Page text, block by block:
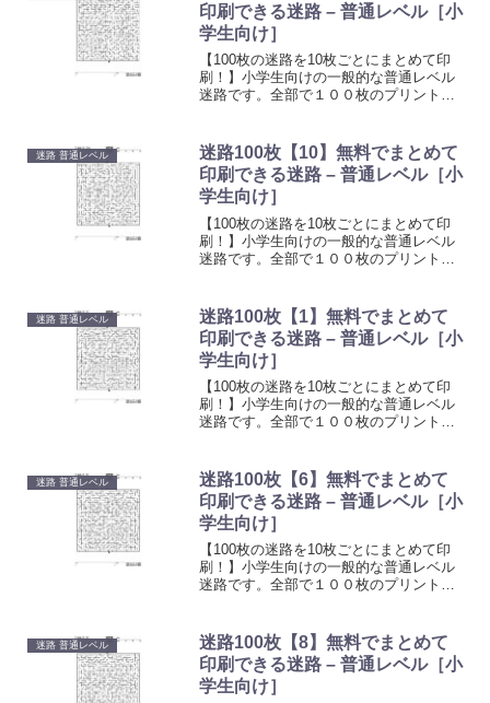
印刷できる迷路 – 普通レベル［小
学生向け］
【100枚の迷路を10枚ごとにまとめて印
刷！】小学生向けの一般的な普通レベル
迷路です。全部で１００枚のプリントを
さい。お子様の遊びや知育にピッタリの
迷路です。シンプルな形のかんたんな迷
路です。たくさん遊んで空間認識能力や
認知能力をアップさせましょう。
迷路 普通レベル
迷路100枚【10】無料でまとめて
印刷できる迷路 – 普通レベル［小
学生向け］
【100枚の迷路を10枚ごとにまとめて印
刷！】小学生向けの一般的な普通レベル
迷路です。全部で１００枚のプリントを
さい。お子様の遊びや知育にピッタリの
迷路です。シンプルな形のかんたんな迷
路です。たくさん遊んで空間認識能力や
認知能力をアップさせましょう。
迷路 普通レベル
迷路100枚【1】無料でまとめて
印刷できる迷路 – 普通レベル［小
学生向け］
【100枚の迷路を10枚ごとにまとめて印
刷！】小学生向けの一般的な普通レベル
迷路です。全部で１００枚のプリントを
さい。お子様の遊びや知育にピッタリの
迷路です。シンプルな形のかんたんな迷
路です。たくさん遊んで空間認識能力や
認知能力をアップさせましょう。
迷路 普通レベル
迷路100枚【6】無料でまとめて
印刷できる迷路 – 普通レベル［小
学生向け］
【100枚の迷路を10枚ごとにまとめて印
刷！】小学生向けの一般的な普通レベル
迷路です。全部で１００枚のプリントを
さい。お子様の遊びや知育にピッタリの
迷路です。シンプルな形のかんたんな迷
路です。たくさん遊んで空間認識能力や
認知能力をアップさせましょう。
迷路 普通レベル
迷路100枚【8】無料でまとめて
印刷できる迷路 – 普通レベル［小
学生向け］